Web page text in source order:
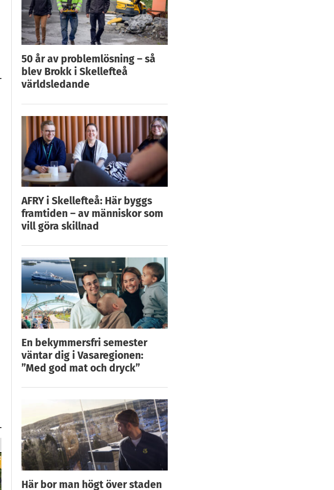
50 år av problemlösning – så
blev Brokk i Skellefteå
världsledande
AFRY i Skellefteå: Här byggs
framtiden – av människor som
vill göra skillnad
En bekymmersfri semester
väntar dig i Vasaregionen:
”Med god mat och dryck”
Här bor man högt över staden